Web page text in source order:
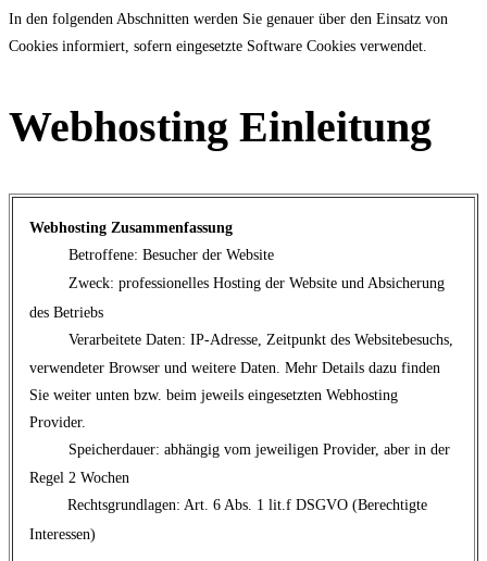
In den folgenden Abschnitten werden Sie genauer über den Einsatz von
Cookies informiert, sofern eingesetzte Software Cookies verwendet.
Webhosting Einleitung
Webhosting Zusammenfassung
Betroffene: Besucher der Website
Zweck: professionelles Hosting der Website und Absicherung
des Betriebs
Verarbeitete Daten: IP-Adresse, Zeitpunkt des Websitebesuchs,
verwendeter Browser und weitere Daten. Mehr Details dazu finden
Sie weiter unten bzw. beim jeweils eingesetzten Webhosting
Provider.
Speicherdauer: abhängig vom jeweiligen Provider, aber in der
Regel 2 Wochen
Rechtsgrundlagen: Art. 6 Abs. 1 lit.f DSGVO (Berechtigte
Interessen)